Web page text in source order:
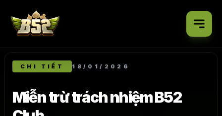
CHI TIẾT 18/01/2026
Miễn trừ trách nhiệm B52